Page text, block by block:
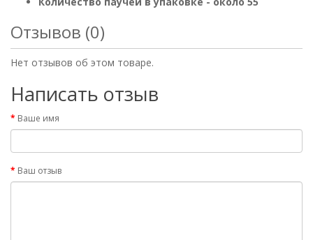
Отзывов (0)
Нет отзывов об этом товаре.
Написать отзыв
Ваше имя
Ваш отзыв